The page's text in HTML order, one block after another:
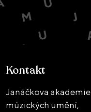
Kontakt
Janáčkova akademie
múzických umění,